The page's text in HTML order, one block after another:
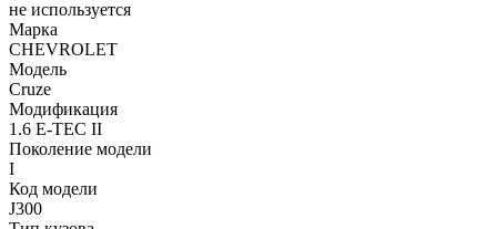
не используется
Марка
CHEVROLET
Модель
Cruze
Модификация
1.6 E-TEC II
Поколение модели
I
Код модели
J300